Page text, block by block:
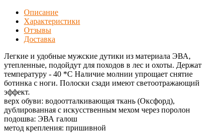
Описание
Характеристики
Отзывы
Доставка
Легкие и удобные мужские дутики из материала ЭВА,
утепленные, подойдут для походов в лес и охоты. Держат
температуру - 40 *С Наличие молнии упрощает снятие
ботинка с ноги. Полоски сзади имеют светоотражающий
эффект.
верх обуви: водоотталкивающая ткань (Оксфорд),
дублированная с искусственным мехом через поролон
подошва: ЭВА галош
метод крепления: пришивной